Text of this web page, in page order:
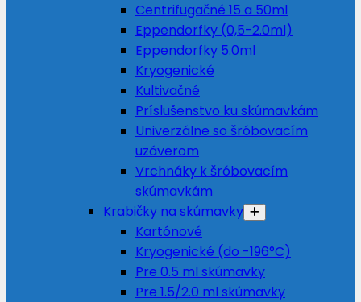
Centrifugačné 15 a 50ml
Eppendorfky (0,5-2.0ml)
Eppendorfky 5.0ml
Kryogenické
Kultivačné
Príslušenstvo ku skúmavkám
Univerzálne so šróbovacím
uzáverom
Vrchnáky k šróbovacím
skúmavkám
Krabičky na skúmavky
Kartónové
Kryogenické (do -196°C)
Pre 0.5 ml skúmavky
Pre 1.5/2.0 ml skúmavky